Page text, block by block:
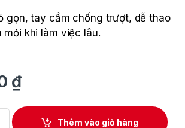
gọn, tay cầm chống trượt, dễ thao
khi làm việc lâu.
₫
Pin Makita DFS251Z quantity
Thêm vào giỏ hàng